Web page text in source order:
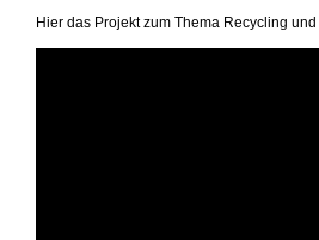
Hier das Projekt zum Thema Recycling